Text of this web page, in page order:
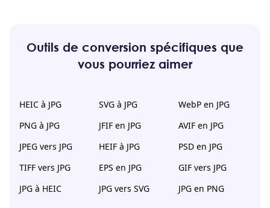
Outils de conversion spécifiques que
vous pourriez aimer
HEIC à JPG SVG à JPG
WebP en JPG
PNG à JPG
JFIF en JPG
AVIF en JPG
JPEG vers JPG
HEIF à JPG
PSD en JPG
TIFF vers JPG
EPS en JPG
GIF vers JPG
JPG à HEIC
JPG vers SVG JPG en PNG